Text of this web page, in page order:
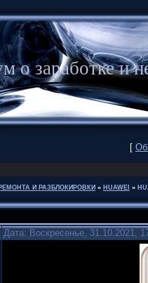
о заработке
[
И РАЗБЛОКИРОВКИ » HUAWEI »
Дата: Воскресенье, 31.10.2021,